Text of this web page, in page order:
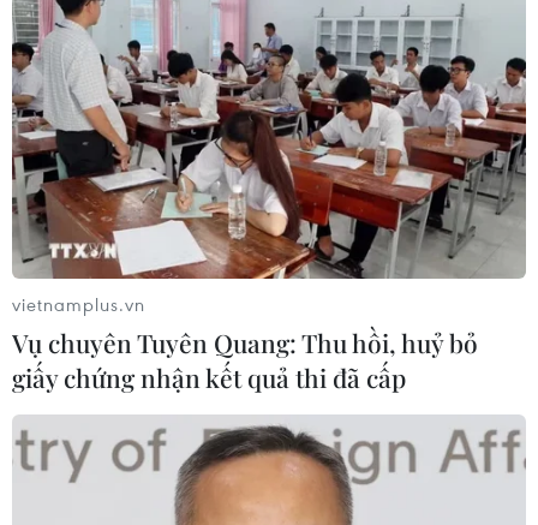
vietnamplus.vn
Vụ chuyên Tuyên Quang: Thu hồi, huỷ bỏ
giấy chứng nhận kết quả thi đã cấp